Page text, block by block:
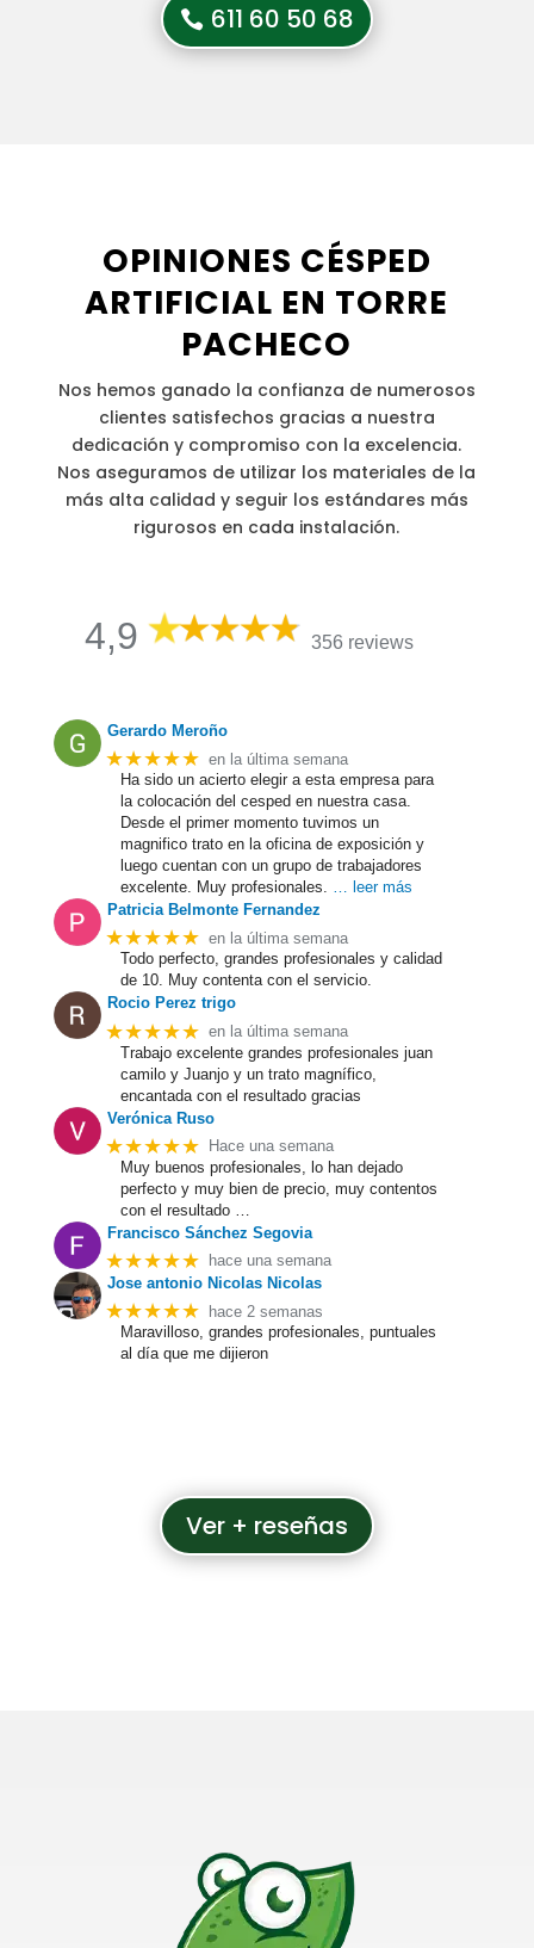
611 60 50 68
OPINIONES CÉSPED
ARTIFICIAL EN TORRE
PACHECO
Nos hemos ganado la confianza de numerosos
clientes satisfechos gracias a nuestra
dedicación y compromiso con la excelencia.
Nos aseguramos de utilizar los materiales de la
más alta calidad y seguir los estándares más
rigurosos en cada instalación.
4,9 356 reviews
Gerardo Meroño
★★★★★ en la última semana
Ha sido un acierto elegir a esta empresa para
la colocación del cesped en nuestra casa.
Desde el primer momento tuvimos un
magnifico trato en la oficina de exposición y
luego cuentan con un grupo de trabajadores
excelente. Muy profesionales. … leer más
Patricia Belmonte Fernandez
★★★★★ en la última semana
Todo perfecto, grandes profesionales y calidad
de 10. Muy contenta con el servicio.
Rocio Perez trigo
★★★★★ en la última semana
Trabajo excelente grandes profesionales juan
camilo y Juanjo y un trato magnífico,
encantada con el resultado gracias
Verónica Ruso
★★★★★
Hace una semana
Muy buenos profesionales, lo han dejado
perfecto y muy bien de precio, muy contentos
con el resultado …
Francisco Sánchez Segovia
★★★★★
hace una semana
Jose antonio Nicolas Nicolas
★★★★★ hace 2 semanas
Maravilloso, grandes profesionales, puntuales
al día que me dijieron
Ver + reseñas